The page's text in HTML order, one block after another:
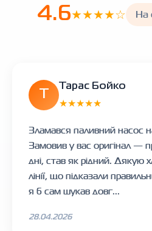
4.6★★★★☆ На
Тарас Бойко
★★★★★
Зламався паливний насос
Замовив у вас оригінал —
дні, став як рідний. Дякую
лінії, що підказали
я б сам шукав довг...
28.04.2026